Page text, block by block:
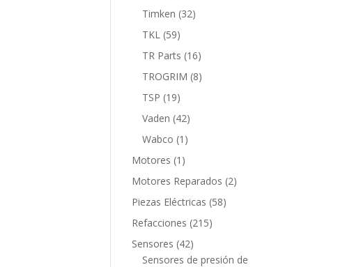
productos
Timken 3232
TKL 5959
productos
TR Parts 1616
productos
TROGRIM 88
TSP 1919
productos
Vaden 4242
productos
Wabco 1 1
Motores 1 1
producto
Motores Reparados 22
Piezas Eléctricas 5858
Refacciones 215215
Sensores 4242
productos
Sensores de presión de